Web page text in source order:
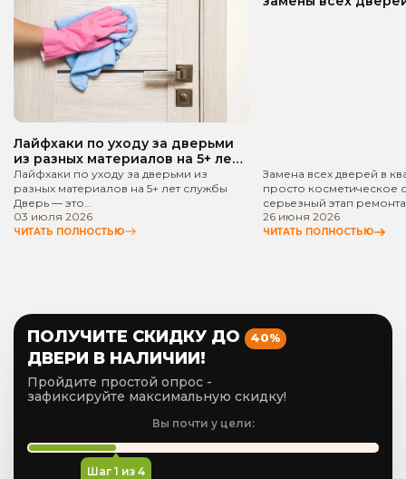
Лайфхаки по уходу за дверьми
из разных материалов на 5+ лет
службы
Лайфхаки по уходу за дверьми из
разных материалов на 5+ лет службы
Дверь — это…
03 июля 2026
ЧИТАТЬ ПОЛНОСТЬЮ
Замена всех дверей в
просто косметическое
серьезный этап
26 июня 2026
ЧИТАТЬ ПОЛНОСТЬЮ
ПОЛУЧИТЕ СКИДКУ ДО 40%
ДВЕРИ В НАЛИЧИИ!
Пройдите простой опрос -
зафиксируйте максимальную скидку!
Вы почти у цели:
Шаг 1 из 4